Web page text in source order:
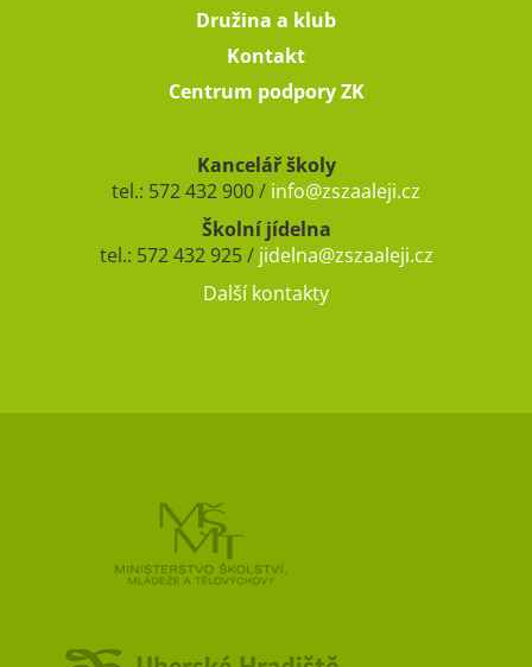
Družina a klub
Kontakt
Centrum podpory ZK
Kancelář školy
tel.: 572 432 900 / info@zszaaleji.cz
Školní jídelna
tel.: 572 432 925 / jidelna@zszaaleji.cz
Další kontakty